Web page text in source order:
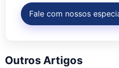
Fale com nossos
Outros Artigos